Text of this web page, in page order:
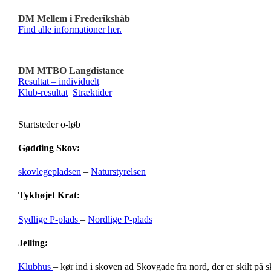
DM Mellem i Frederikshåb
Find alle informationer her.
DM MTBO Langdistance
Resultat – individuelt
Klub-resultat Stræktider
Startsteder o-løb
Gødding Skov:
skovlegepladsen – Naturstyrelsen
Tykhøjet Krat:
Sydlige P-plads – Nordlige P-plads
Jelling:
Klubhus – kør ind i skoven ad Skovgade fra nord, der er skilt på